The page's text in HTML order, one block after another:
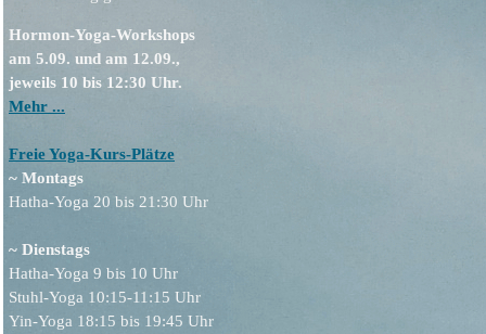
Hormon-Yoga-Workshops
am 5.09. und am 12.09.,
jeweils 10 bis 12:30 Uhr.
Mehr ...
Freie Yoga-Kurs-Plätze
~ Montags
Hatha-Yoga 20 bis 21:30 Uhr
~ Dienstags
Hatha-Yoga 9 bis 10 Uhr
Stuhl-Yoga 10:15-11:15 Uhr
Yin-Yoga 18:15 bis 19:45 Uhr